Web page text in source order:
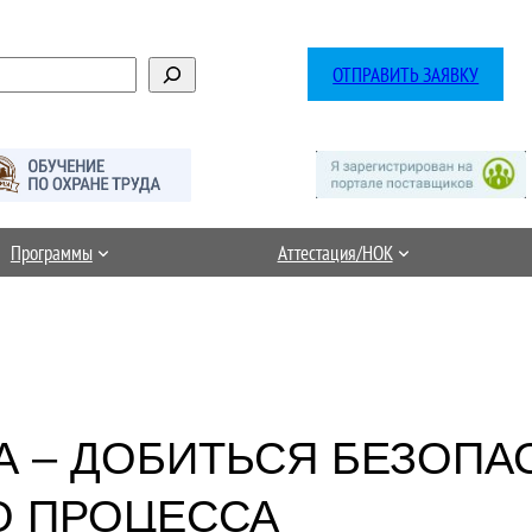
ОТПРАВИТЬ ЗАЯВКУ
Программы Аттестация/НОК
– ДОБИТЬСЯ
ПРОЦЕССА